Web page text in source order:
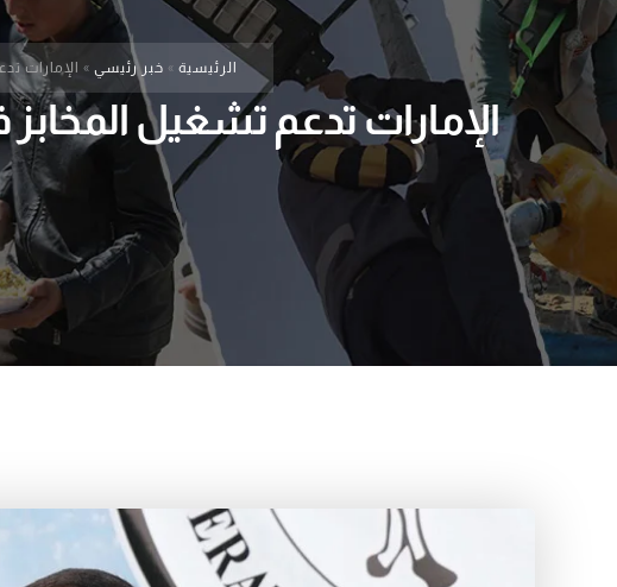
الرئيسية » خبر رئيسي » الإمارات
الإمارات تدعم تشغيل